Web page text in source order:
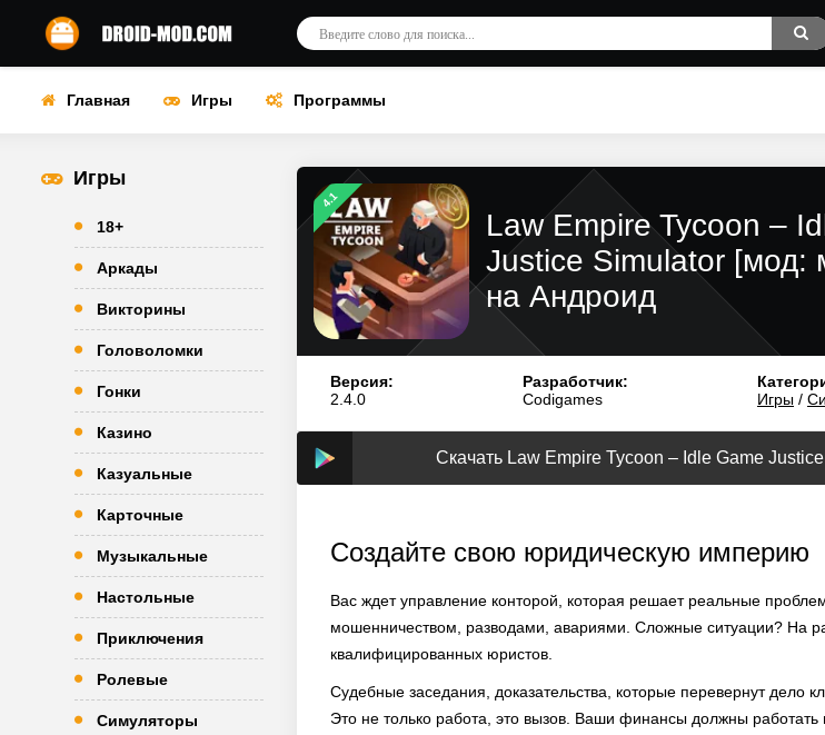
Главная Игры Программы
Игры
18+
Аркады
Викторины
Головоломки
Гонки
Казино
Казуальные
Карточные
Музыкальные
Настольные
Приключения
Ролевые
Симуляторы
4.1
Law Empire Tycoon –
Justice Simulator [мод:
на Андроид
Версия:
2.4.0
Разработчик:
Codigames
Игры /
Скачать Law Empire Tycoon – Idle Game
Создайте свою юридическую империю
Вас ждет управление конторой, которая решает реальные
мошенничеством, разводами, авариями. Сложные ситуации? На
квалифицированных юристов.
Судебные заседания, доказательства, которые перевернут дело
Это не только работа, это вызов. Ваши финансы должны работать